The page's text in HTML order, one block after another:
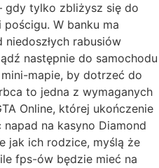
gdy tylko zbliżysz się do
W banku ma
niedoszłych rabusiów
następnie do samochodu
mapie, by dotrzeć do
to jedna z wymaganych
Online, której ukończenie
na kasyno Diamond
jak ich rodzice, myślą że
fps-ów będzie mieć na